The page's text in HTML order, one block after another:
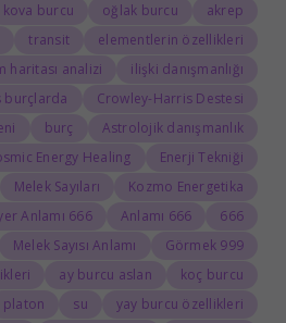
akrep
oğlak burcu
kova burcu
elementlerin özellikleri
transit
ilişki danışmanlığı
haritası analizi
Crowley-Harris Destesi
burçlarda
Astrolojik danışmanlık
burç
Enerji Tekniği
Energy Healing
Kozmo Energetika
Melek Sayıları
666
666 Anlamı
666 Kariyer Anlamı
999 Görmek
Melek Sayısı Anlamı
koç burcu
ay burcu aslan
yay burcu özellikleri
su
platon